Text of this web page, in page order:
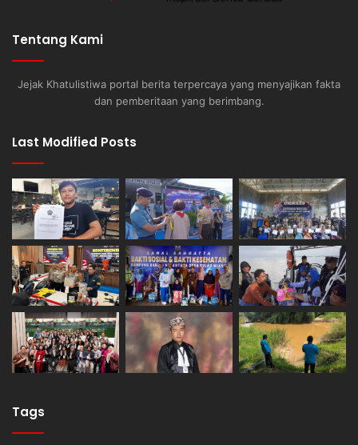
Tentang Kami
Jejak Khatulistiwa portal berita terpercaya yang menyajikan fakta
dan pemberitaan yang berimbang.
Last Modified Posts
Tags